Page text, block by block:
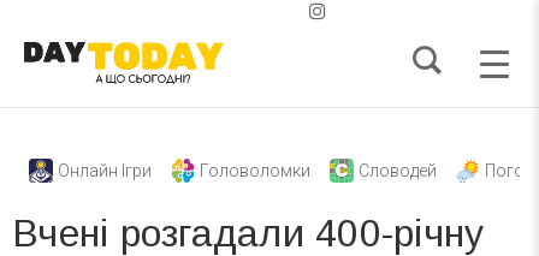
Онлайн Ігри Головоломки Словодей
Вчені розгадали 400-річну